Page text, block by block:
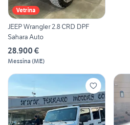
Vetrina
JEEP Wrangler 2.8 CRD DPF
Sahara Auto
28.900 €
Messina (ME)